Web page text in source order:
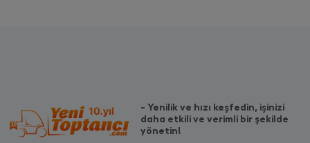
- Yenilik ve hızı keşfedin, işinizi
daha etkili ve verimli bir şekilde
yönetin!